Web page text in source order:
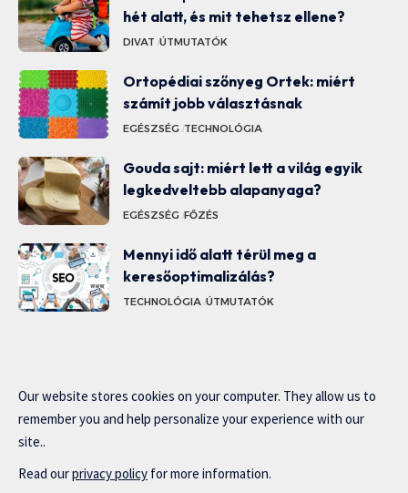
hét alatt, és mit tehetsz ellene?
DIVAT ÚTMUTATÓK
Ortopédiai szőnyeg Ortek: miért
számít jobb választásnak
EGÉSZSÉG TECHNOLÓGIA
Gouda sajt: miért lett a világ egyik
legkedveltebb alapanyaga?
EGÉSZSÉG FŐZÉS
Mennyi idő alatt térül meg a
keresőoptimalizálás?
TECHNOLÓGIA ÚTMUTATÓK
Our website stores cookies on your computer. They allow us to
remember you and help personalize your experience with our
site..
Read ourprivacy policy for more information.